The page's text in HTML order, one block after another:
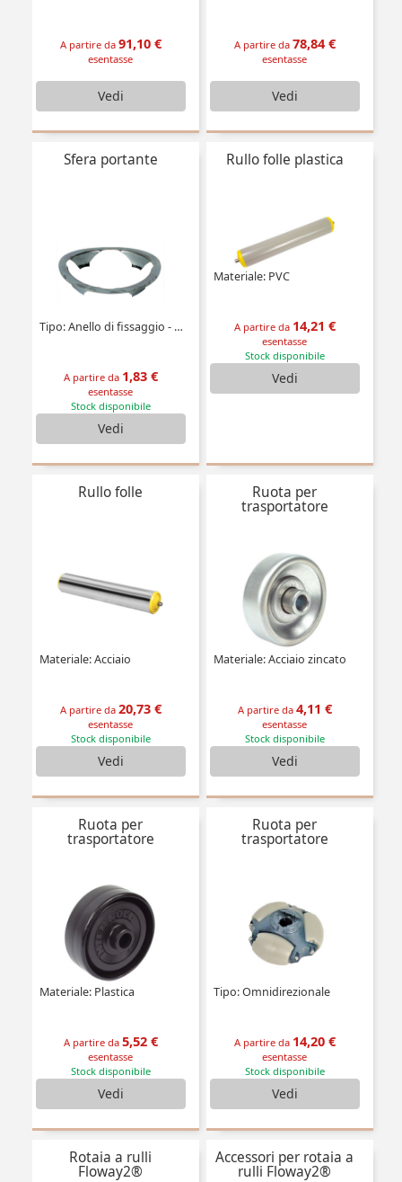
A partire da 91,10 €
esentasse
Vedi
A partire da 78,84 €
esentasse
Vedi
Sfera portante
Tipo: Anello di fissaggio - montaggio dall'alto
A partire da 1,83 €
esentasse
Stock disponibile
Vedi
Rullo folle plastica
Materiale: PVC
A partire da 14,21 €
esentasse
Stock disponibile
Vedi
Rullo folle
Materiale: Acciaio
A partire da 20,73 €
esentasse
Stock disponibile
Vedi
Ruota per
trasportatore
Materiale: Acciaio zincato
A partire da 4,11 €
esentasse
Stock disponibile
Vedi
Ruota per
trasportatore
Materiale: Plastica
A partire da 5,52 €
esentasse
Stock disponibile
Vedi
Ruota per
trasportatore
Tipo: Omnidirezionale
A partire da 14,20 €
esentasse
Stock disponibile
Vedi
Rotaia a rulli
Floway2®
Accessori per rotaia a
rulli Floway2®